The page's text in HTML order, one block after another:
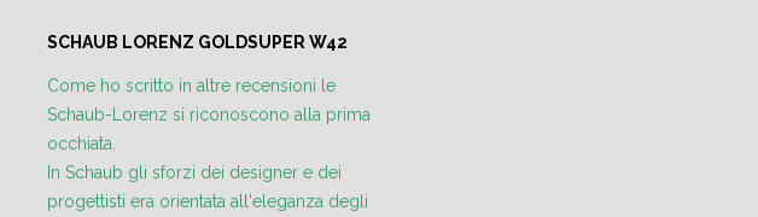
SCHAUB LORENZ GOLDSUPER W42
Come ho scritto in altre recensioni le
Schaub-Lorenz si riconoscono alla prima
occhiata.
In Schaub gli sforzi dei designer e dei
progettisti era orientata all'eleganza degli